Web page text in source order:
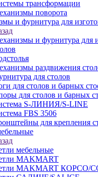
трансформации
поворота
и фурнитура для
и фурнитура для
раздвижения
для столов
для столов и барных
для столов и барных
S-ЛИНИЯ/S-LINE
FBS 3506
для крепления
мебельные
MAKMART
MAKMART КОРСО/